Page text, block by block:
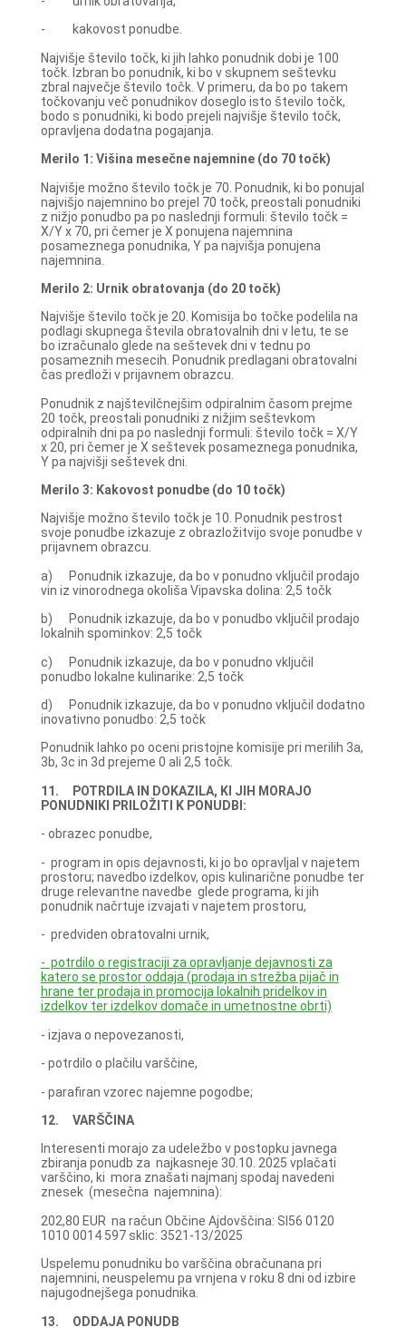
- kakovost ponudbe.
Najvišje število točk, ki jih lahko ponudnik dobi je 100
točk. Izbran bo ponudnik, ki bo v skupnem seštevku
zbral največje število točk. V primeru, da bo po takem
točkovanju več ponudnikov doseglo isto število točk,
bodo s ponudniki, ki bodo prejeli najvišje število točk,
opravljena dodatna pogajanja.
Merilo 1: Višina mesečne najemnine (do 70 točk)
Najvišje možno število točk je 70. Ponudnik, ki bo ponujal
najvišjo najemnino bo prejel 70 točk, preostali ponudniki
z nižjo ponudbo pa po naslednji formuli: število točk =
X/Y x 70, pri čemer je X ponujena najemnina
posameznega ponudnika, Y pa najvišja ponujena
najemnina.
Merilo 2: Urnik obratovanja (do 20 točk)
Najvišje število točk je 20. Komisija bo točke podelila na
podlagi skupnega števila obratovalnih dni v letu, te se
bo izračunalo glede na seštevek dni v tednu po
posameznih mesecih. Ponudnik predlagani obratovalni
čas predloži v prijavnem obrazcu.
Ponudnik z najštevilčnejšim odpiralnim časom prejme
20 točk, preostali ponudniki z nižjim seštevkom
odpiralnih dni pa po naslednji formuli: število točk = X/Y
x 20, pri čemer je X seštevek posameznega ponudnika,
Y pa najvišji seštevek dni.
Merilo 3: Kakovost ponudbe (do 10 točk)
Najvišje možno število točk je 10. Ponudnik pestrost
svoje ponudbe izkazuje z obrazložitvijo svoje ponudbe v
prijavnem obrazcu.
a) Ponudnik izkazuje, da bo v ponudno vključil prodajo
vin iz vinorodnega okoliša Vipavska dolina: 2,5 točk
b) Ponudnik izkazuje, da bo v ponudbo vključil prodajo
lokalnih spominkov: 2,5 točk
c) Ponudnik izkazuje, da bo v ponudno vključil
ponudbo lokalne kulinarike: 2,5 točk
d) Ponudnik izkazuje, da bo v ponudno vključil dodatno
inovativno ponudbo: 2,5 točk
Ponudnik lahko po oceni pristojne komisije pri merilih 3a,
3b, 3c in 3d prejeme 0 ali 2,5 točk.
11. POTRDILA IN DOKAZILA, KI JIH MORAJO
PONUDNIKI PRILOŽITI K PONUDBI:
- obrazec ponudbe,
- program in opis dejavnosti, ki jo bo opravljal v najetem
prostoru; navedbo izdelkov, opis kulinarične ponudbe ter
druge relevantne navedbe glede programa, ki jih
ponudnik načrtuje izvajati v najetem prostoru,
- predviden obratovalni urnik,
- potrdilo o registraciji za opravljanje dejavnosti za
katero se prostor oddaja (prodaja in strežba pijač in
hrane ter prodaja in promocija lokalnih pridelkov in
izdelkov ter izdelkov domače in umetnostne obrti)
- izjava o nepovezanosti,
- potrdilo o plačilu varščine,
- parafiran vzorec najemne pogodbe;
12. VARŠČINA
Interesenti morajo za udeležbo v postopku javnega
zbiranja ponudb za najkasneje 30.10. 2025 vplačati
varščino, ki mora znašati najmanj spodaj navedeni
znesek (mesečna najemnina):
202,80 EUR na račun Občine Ajdovščina: SI56 0120
1010 0014 597 sklic: 3521-13/2025
Uspelemu ponudniku bo varščina obračunana pri
najemnini, neuspelemu pa vrnjena v roku 8 dni od izbire
najugodnejšega ponudnika.
13. ODDAJA PONUDB